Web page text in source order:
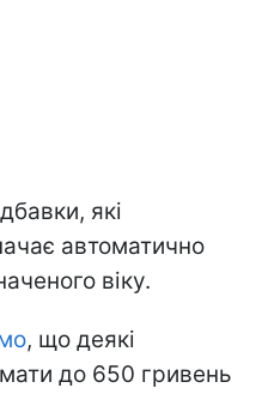
які
автоматично
віку.
, що деякі
до 650 гривень